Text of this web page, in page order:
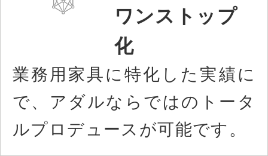
ワンストップ
化
業務用家具に特化した実績に
で、アダルならではのトータ
ルプロデュースが可能です。